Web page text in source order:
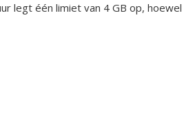
legt één limiet van 4 GB op, hoewel